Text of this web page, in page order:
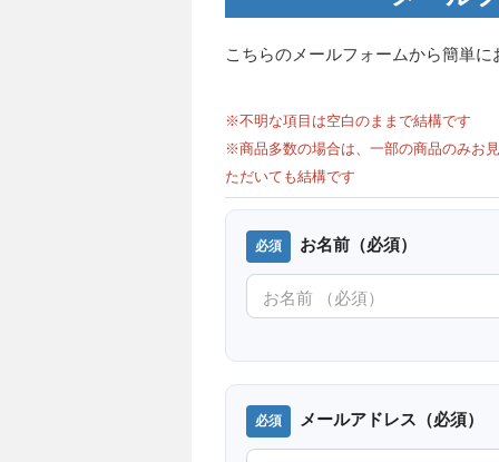
こちらのメールフォームから簡単
※不明な項目は空白のままで結構です
※商品多数の場合は、一部の商品のみお
ただいても結構です
お名前（必須）
メールアドレス（必須）